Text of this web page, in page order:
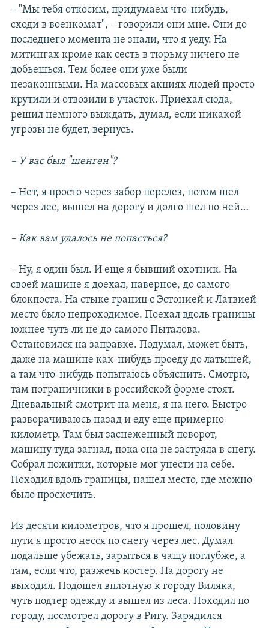
– "Мы тебя откосим, придумаем что-нибудь,
сходи в военкомат", – говорили они мне. Они до
последнего момента не знали, что я уеду. На
митингах кроме как сесть в тюрьму ничего не
добьешься. Тем более они уже были
незаконными. На массовых акциях людей просто
крутили и отвозили в участок. Приехал сюда,
решил немного выждать, думал, если никакой
угрозы не будет, вернусь.
– У вас был "шенген"?
– Нет, я просто через забор перелез, потом шел
через лес, вышел на дорогу и долго шел по ней…
– Как вам удалось не попасться?
– Ну, я один был. И еще я бывший охотник. На
своей машине я доехал, наверное, до самого
блокпоста. На стыке границ с Эстонией и Латвией
место было непроходимое. Поехал вдоль границы
южнее чуть ли не до самого Пыталова.
Остановился на заправке. Подумал, может быть,
даже на машине как-нибудь проеду до латышей,
а там что-нибудь попытаюсь объяснить. Смотрю,
там пограничники в российской форме стоят.
Дневальный смотрит на меня, я на него. Быстро
разворачиваюсь назад и еду еще примерно
километр. Там был заснеженный поворот,
машину туда загнал, пока она не застряла в снегу.
Собрал пожитки, которые мог унести на себе.
Походил вдоль границы, нашел место, где можно
было проскочить.
Из десяти километров, что я прошел, половину
пути я просто несся по снегу через лес. Думал
подальше убежать, зарыться в чащу поглубже, а
там, если что, разжечь костер. На дорогу не
выходил. Подошел вплотную к городу Виляка,
чуть подтер одежду и вышел из леса. Походил по
городу, посмотрел дорогу в Ригу. Зарядился